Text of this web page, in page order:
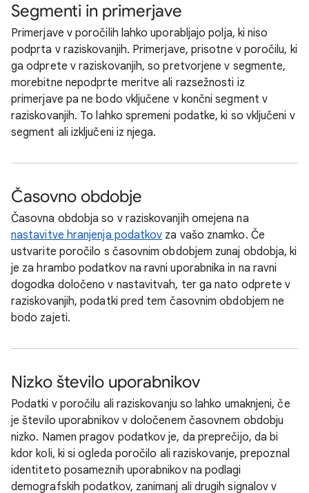
Segmenti in primerjave
Primerjave v poročilih lahko uporabljajo polja, ki niso
podprta v raziskovanjih. Primerjave, prisotne v poročilu, ki
ga odprete v raziskovanjih, so pretvorjene v segmente,
morebitne nepodprte meritve ali razsežnosti iz
primerjave pa ne bodo vključene v končni segment v
raziskovanjih. To lahko spremeni podatke, ki so vključeni v
segment ali izključeni iz njega.
Časovno obdobje
Časovna obdobja so v raziskovanjih omejena na
nastavitve hranjenja podatkov za vašo znamko. Če
ustvarite poročilo s časovnim obdobjem zunaj obdobja, ki
je za hrambo podatkov na ravni uporabnika in na ravni
dogodka določeno v nastavitvah, ter ga nato odprete v
raziskovanjih, podatki pred tem časovnim obdobjem ne
bodo zajeti.
Nizko število uporabnikov
Podatki v poročilu ali raziskovanju so lahko umaknjeni, če
je število uporabnikov v določenem časovnem obdobju
nizko. Namen pragov podatkov je, da preprečijo, da bi
kdor koli, ki si ogleda poročilo ali raziskovanje, prepoznal
identiteto posameznih uporabnikov na podlagi
demografskih podatkov, zanimanj ali drugih signalov v